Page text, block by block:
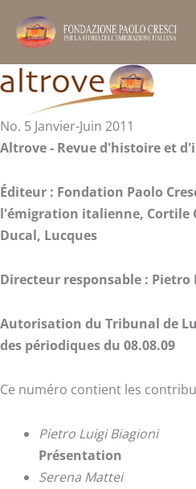
contenu
No. 5 Janvier-Juin 2011
Altrove - Revue d'histoire et
Éditeur : Fondation Paolo
l'émigration italienne, Cortile
Ducal, Lucques
Directeur responsable : Pietro
Autorisation du Tribunal de
des périodiques du 08.08.09
Ce numéro contient les
Pietro Luigi Biagioni
Présentation
Serena Mattei